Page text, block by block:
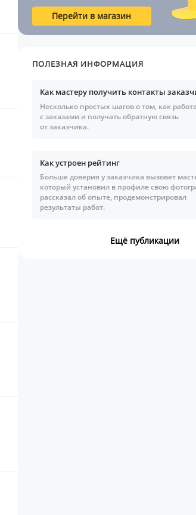
Перейти в магазин
ПОЛЕЗНАЯ ИНФОРМАЦИЯ
Как мастеру получить контакты
Несколько простых шагов о том, как
с заказами и получать обратную связь
от заказчика.
Как устроен рейтинг
Больше доверия у заказчика вызовет
который установил в профиле свою
рассказал об опыте, продемонстрировал
результаты работ.
Ещё публикации